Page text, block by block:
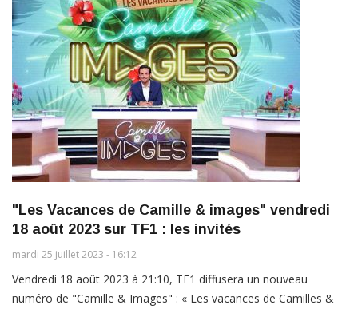
"Les Vacances de Camille & images" vendredi
18 août 2023 sur TF1 : les invités
mardi 25 juillet 2023 - 16:12
Vendredi 18 août 2023 à 21:10, TF1 diffusera un nouveau
numéro de "Camille & Images" : « Les vacances de Camilles &